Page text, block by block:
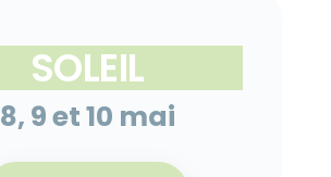
SOLEIL
8, 9 et 10 mai